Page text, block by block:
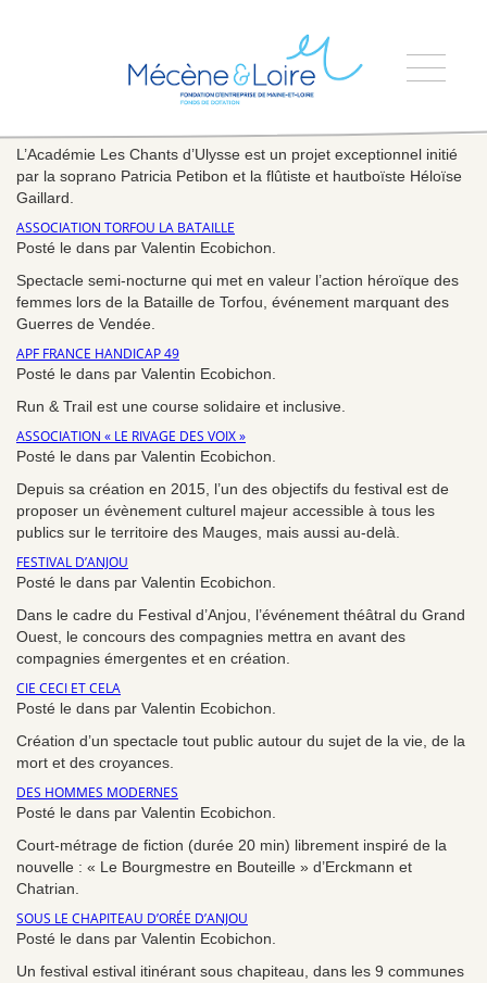
L’Académie Les Chants d’Ulysse est un projet exceptionnel initié
par la soprano Patricia Petibon et la flûtiste et hautboïste Héloïse
Gaillard.
ASSOCIATION TORFOU LA BATAILLE
Posté le dans par Valentin Ecobichon.
Spectacle semi-nocturne qui met en valeur l’action héroïque des
femmes lors de la Bataille de Torfou, événement marquant des
Guerres de Vendée.
APF FRANCE HANDICAP 49
Posté le dans par Valentin Ecobichon.
Run & Trail est une course solidaire et inclusive.
ASSOCIATION « LE RIVAGE DES VOIX »
Posté le dans par Valentin Ecobichon.
Depuis sa création en 2015, l’un des objectifs du festival est de
proposer un évènement culturel majeur accessible à tous les
publics sur le territoire des Mauges, mais aussi au-delà.
FESTIVAL D’ANJOU
Posté le dans par Valentin Ecobichon.
Dans le cadre du Festival d’Anjou, l’événement théâtral du Grand
Ouest, le concours des compagnies mettra en avant des
compagnies émergentes et en création.
CIE CECI ET CELA
Posté le dans par Valentin Ecobichon.
Création d’un spectacle tout public autour du sujet de la vie, de la
mort et des croyances.
DES HOMMES MODERNES
Posté le dans par Valentin Ecobichon.
Court-métrage de fiction (durée 20 min) librement inspiré de la
nouvelle : « Le Bourgmestre en Bouteille » d’Erckmann et
Chatrian.
SOUS LE CHAPITEAU D’ORÉE D’ANJOU
Posté le dans par Valentin Ecobichon.
Un festival estival itinérant sous chapiteau, dans les 9 communes